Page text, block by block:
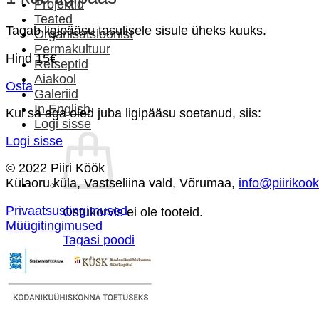
Projektid
Teated
Organisatsioonist
Permakultuur
Retseptid
Aiakool
Galeriid
In English
Logi sisse
Ostukorvis ei ole tooteid.
Tagasi poodi
Tagab ligipääsu tasulisele sisule üheks kuuks.
Hind 15€
Osta
Kui sa aga oled juba ligipääsu soetanud, siis:
Logi sisse
© 2022 Piiri Köök
Külaoru küla, Vastseliina vald, Võrumaa,
Privaatsustingimused
Müügitingimused